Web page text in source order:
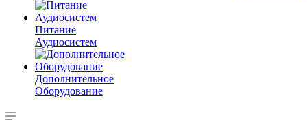
Питание
Аудиосистем
Дополнительное
Оборудование